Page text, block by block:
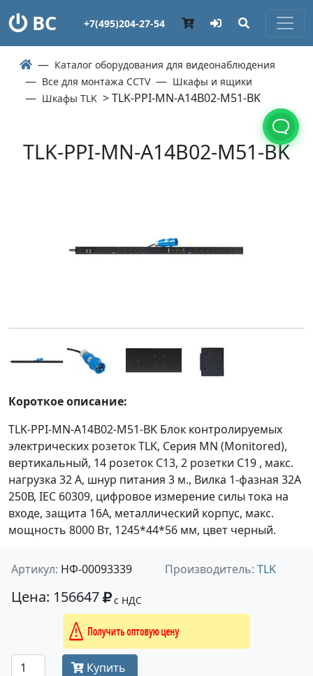
ВС +7(495)204-27-54
Каталог оборудования для видеонаблюдения
Все для монтажа CCTV
Шкафы и ящики
Шкафы TLK > TLK-PPI-MN-A14B02-M51-BK
TLK-PPI-MN-A14B02-M51-BK
Короткое описание:
TLK-PPI-MN-A14B02-M51-BK Блок контролируемых
электрических розеток TLK, Серия MN (Monitored),
вертикальный, 14 розеток C13, 2 розетки C19 , макс.
нагрузка 32 А, шнур питания 3 м., Вилка 1-фазная 32А
250В, IEC 60309, цифровое измерение силы тока на
входе, защита 16А, металлический корпус, макс.
мощность 8000 Вт, 1245*44*56 мм, цвет черный.
Артикул: НФ-00093339 Производитель: TLK
Цена: 156647 с НДС
Получить оптовую цену
Купить